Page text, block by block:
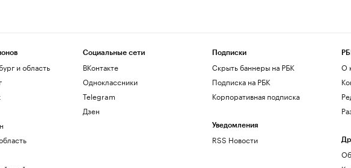
и область
Социальные сети
ВКонтакте
Одноклассники
Telegram
Дзен
Подписки
Скрыть баннеры на РБК
Подписка на РБК
Корпоративная подписка
Уведомления
RSS Новости
О